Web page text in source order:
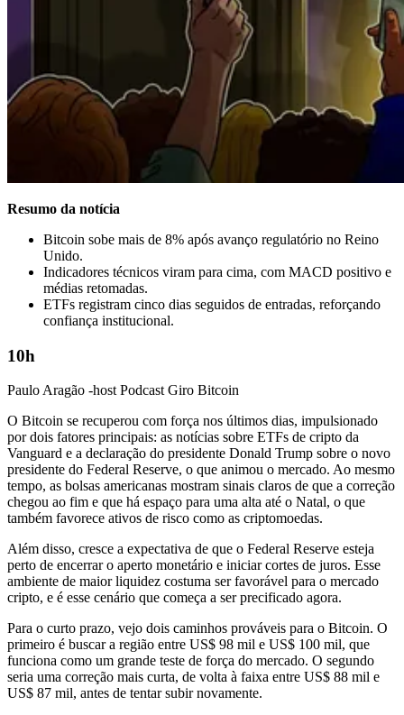
Resumo da notícia
Bitcoin sobe mais de 8% após avanço regulatório no Reino
Unido.
Indicadores técnicos viram para cima, com MACD positivo e
médias retomadas.
ETFs registram cinco dias seguidos de entradas, reforçando
confiança institucional.
10h
Paulo Aragão -host Podcast Giro Bitcoin
O Bitcoin se recuperou com força nos últimos dias, impulsionado
por dois fatores principais: as notícias sobre ETFs de cripto da
Vanguard e a declaração do presidente Donald Trump sobre o novo
presidente do Federal Reserve, o que animou o mercado. Ao mesmo
tempo, as bolsas americanas mostram sinais claros de que a correção
chegou ao fim e que há espaço para uma alta até o Natal, o que
também favorece ativos de risco como as criptomoedas.
Além disso, cresce a expectativa de que o Federal Reserve esteja
perto de encerrar o aperto monetário e iniciar cortes de juros. Esse
ambiente de maior liquidez costuma ser favorável para o mercado
cripto, e é esse cenário que começa a ser precificado agora.
Para o curto prazo, vejo dois caminhos prováveis para o Bitcoin. O
primeiro é buscar a região entre US$ 98 mil e US$ 100 mil, que
funciona como um grande teste de força do mercado. O segundo
seria uma correção mais curta, de volta à faixa entre US$ 88 mil e
US$ 87 mil, antes de tentar subir novamente.